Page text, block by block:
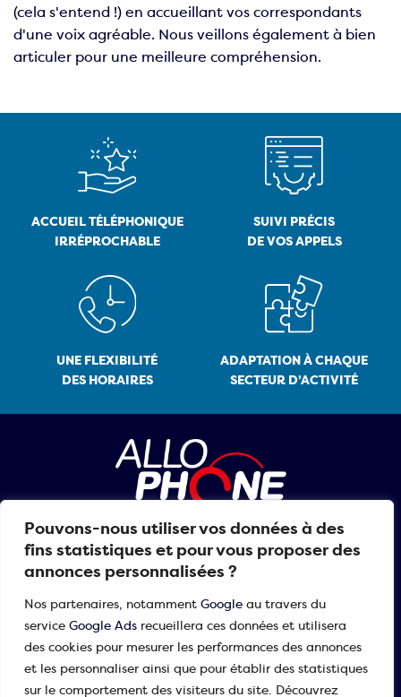
Pouvons-nous utiliser vos données à des
fins statistiques et pour vous proposer des
annonces personnalisées ?
Nos partenaires, notamment Google au travers du
service Google Ads recueillera ces données et utilisera
des cookies pour mesurer les performances des annonces
et les personnaliser ainsi que pour établir des statistiques
sur le comportement des visiteurs du site. Découvrez
(cela s'entend !) en accueillant vos correspondants
d'une voix agréable. Nous veillons également à bien
articuler pour une meilleure compréhension.
ACCUEIL TÉLÉPHONIQUE
IRRÉPROCHABLE
SUIVI PRÉCIS
DE VOS APPELS
UNE FLEXIBILITÉ
DES HORAIRES
ADAPTATION À CHAQUE
SECTEUR D’ACTIVITÉ
01 30 84 99 99
NOS MÉTIERS
Relève de standard
Accueil téléphonique
ALLO PHONE Communication